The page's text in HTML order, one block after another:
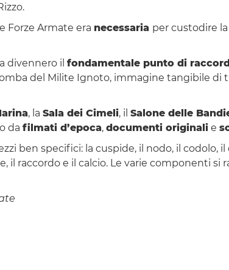
Forze Armate era necessaria per custodire
divennero il fondamentale punto di
del Milite Ignoto, immagine tangibile
, la Sala dei Cimeli, il Salone delle
da filmati d’epoca, documenti originalie
ben specifici: la cuspide, il nodo, il codolo,
il raccordo e il calcio. Le varie componenti